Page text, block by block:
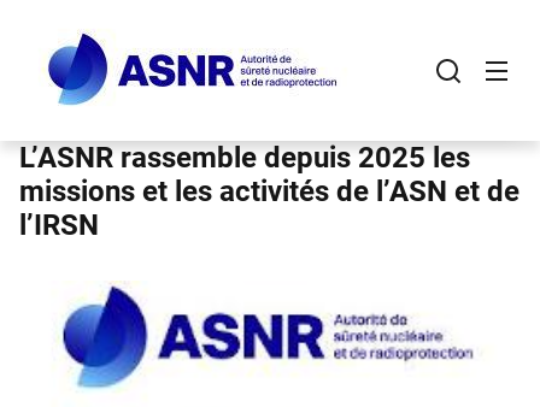
contenu
principal
L’ASNR rassemble depuis 2025 les
missions et les activités de l’ASN et de
l’IRSN